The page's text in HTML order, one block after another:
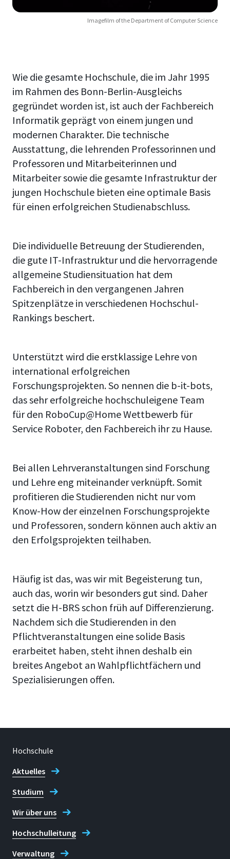
Imagefilm of the Department of Computer Science
Wie die gesamte Hochschule, die im Jahr 1995
im Rahmen des Bonn-Berlin-Ausgleichs
gegründet worden ist, ist auch der Fachbereich
Informatik geprägt von einem jungen und
modernen Charakter. Die technische
Ausstattung, die lehrenden Professorinnen und
Professoren und Mitarbeiterinnen und
Mitarbeiter sowie die gesamte Infrastruktur der
jungen Hochschule bieten eine optimale Basis
für einen erfolgreichen Studienabschluss.
Die individuelle Betreuung der Studierenden,
die gute IT-Infrastruktur und die hervorragende
allgemeine Studiensituation hat dem
Fachbereich in den vergangenen Jahren
Spitzenplätze in verschiedenen Hochschul-
Rankings beschert.
Unterstützt wird die erstklassige Lehre von
international erfolgreichen
Forschungsprojekten. So nennen die b-it-bots,
das sehr erfolgreiche hochschuleigene Team
für den RoboCup@Home Wettbewerb für
Service Roboter, den Fachbereich ihr zu Hause.
Bei allen Lehrveranstaltungen sind Forschung
und Lehre eng miteinander verknüpft. Somit
profitieren die Studierenden nicht nur vom
Know-How der einzelnen Forschungsprojekte
und Professoren, sondern können auch aktiv an
den Erfolgsprojekten teilhaben.
Häufig ist das, was wir mit Begeisterung tun,
auch das, worin wir besonders gut sind. Daher
setzt die H-BRS schon früh auf Differenzierung.
Nachdem sich die Studierenden in den
Pflichtveranstaltungen eine solide Basis
erarbeitet haben, steht ihnen deshalb ein
breites Angebot an Wahlpflichtfächern und
Spezialisierungen offen.
Hochschule
Aktuelles
Studium
Wir über uns
Hochschulleitung
Verwaltung